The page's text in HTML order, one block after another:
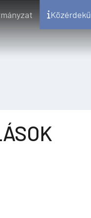
Közérdekű